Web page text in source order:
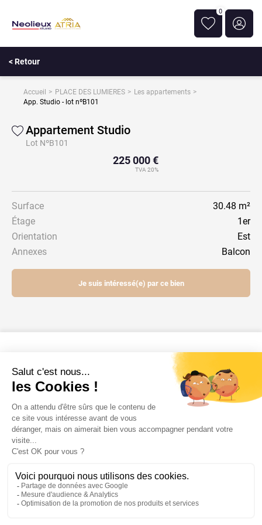
0
< Retour
Accueil PLACE DES LUMIERES
Les appartements
App. Studio - lot nºB101
Appartement Studio
Lot NºB101
225 000 €
TVA 20%
Surface
30.48 m²
Étage
1er
Orientation
Est
Annexes
Balcon
Je suis intéressé(e) par ce bien
Contactez-nous
Powered by Elixir